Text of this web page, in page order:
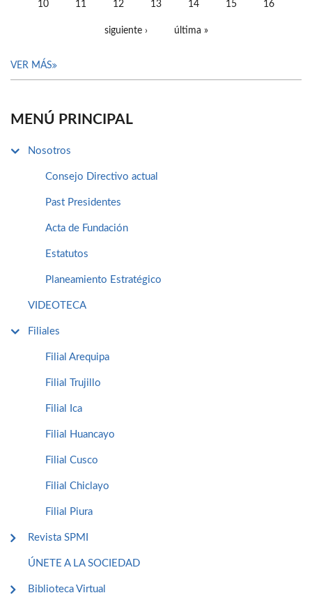
10 11 12 13 14 15 16
siguiente › última »
VER MÁS
MENÚ PRINCIPAL
Nosotros
Consejo Directivo actual
Past Presidentes
Acta de Fundación
Estatutos
Planeamiento Estratégico
VIDEOTECA
Filiales
Filial Arequipa
Filial Trujillo
Filial Ica
Filial Huancayo
Filial Cusco
Filial Chiclayo
Filial Piura
Revista SPMI
ÚNETE A LA SOCIEDAD
Biblioteca Virtual